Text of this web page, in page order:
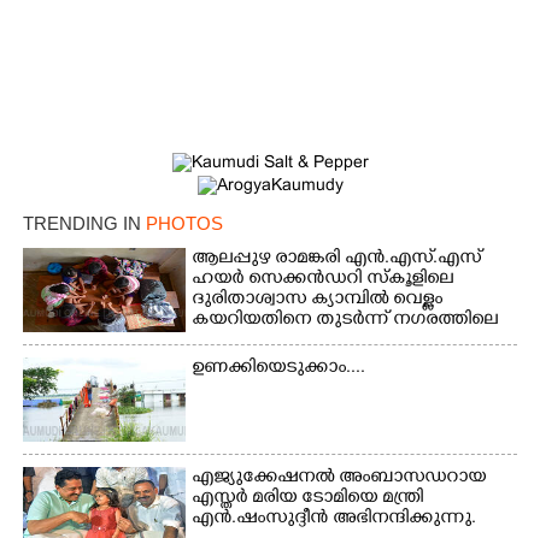
TRENDING IN PHOTOS
ആലപ്പുഴ രാമങ്കരി എൻ.എസ്.എസ്
ഹയർ സെക്കൻഡറി സ്കൂളിലെ
ദുരിതാശ്വാസ ക്യാമ്പിൽ വെള്ളം
കയറിയതിനെ തുടർന്ന് നഗരത്തിലെ
തിരുവമ്പാടി ഹയർ സെക്കൻഡറി
സ്കൂളിലെ ക്യാമ്പിലെത്തിയ കുട്ടികൾ
കളികളിലേർപ്പെട്ടപ്പോൾ
ഉണക്കിയെടുക്കാം....
എജ്യുക്കേഷനൽ അംബാസഡറായ
എസ്തർ മരിയ ടോമിയെ മന്ത്രി
എൻ.ഷംസുദ്ദീൻ അഭിനന്ദിക്കുന്നു.